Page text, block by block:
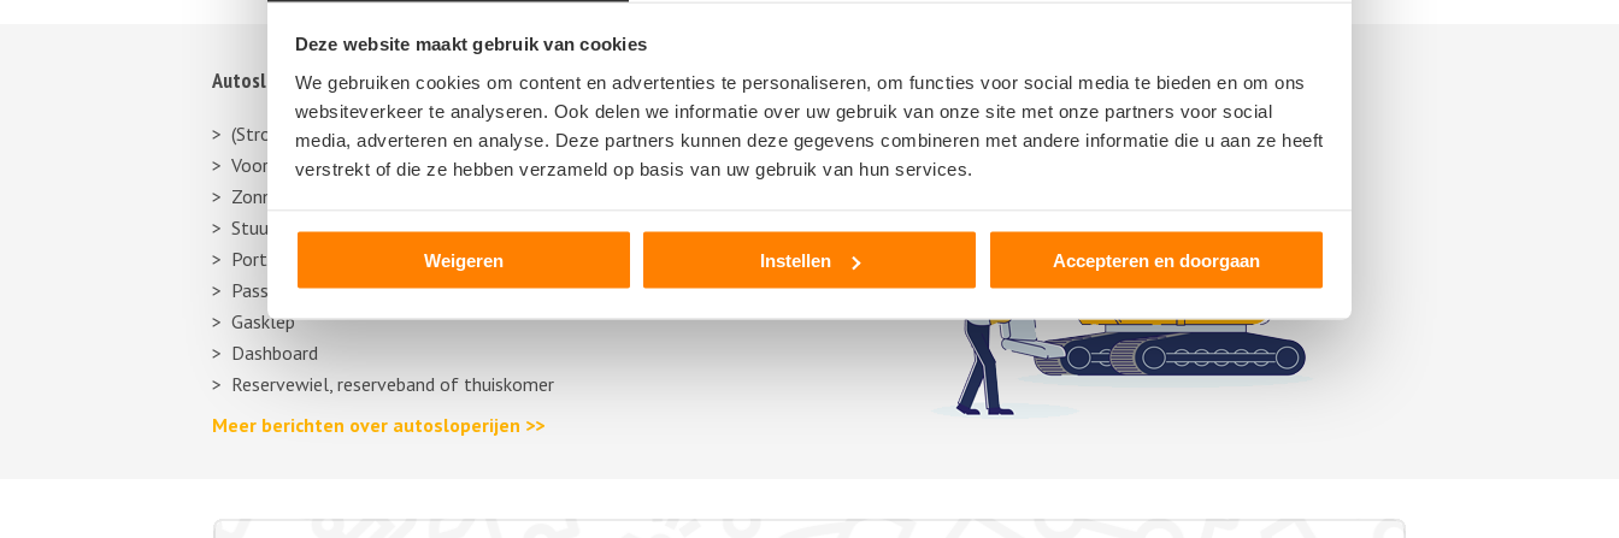
Deze website maakt gebruik van cookies
We gebruiken cookies om content en advertenties te personaliseren, om functies voor social media te bieden en om ons
websiteverkeer te analyseren. Ook delen we informatie over uw gebruik van onze site met onze partners voor social
media, adverteren en analyse. Deze partners kunnen deze gegevens combineren met andere informatie die u aan ze heeft
verstrekt of die ze hebben verzameld op basis van uw gebruik van hun services.
Weigeren Instellen Accepteren en doorgaan
Autosloperij informatie
(Stroom)verdeler
Voorbumper
Zonneklep
Stuurhuishoes
Portier
Passagiersstoel
Gasklep
Dashboard
Reservewiel, reserveband of thuiskomer
Meer berichten over autosloperijen >>